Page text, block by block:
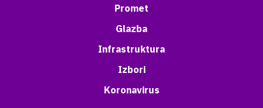
Promet
Glazba
Infrastruktura
Izbori
Koronavirus